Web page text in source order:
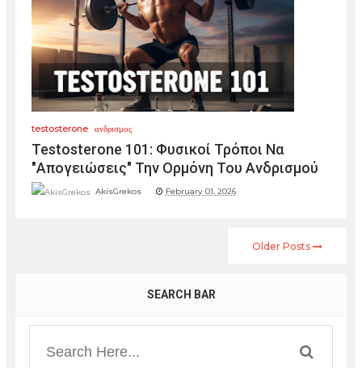
testosterone ανδρισμος
Testosterone 101: Φυσικοί Τρόποι Να
"Απογειώσεις" Την Ορμόνη Του Ανδρισμού
AkisGrekos February 01, 2026
Older Posts
SEARCH BAR